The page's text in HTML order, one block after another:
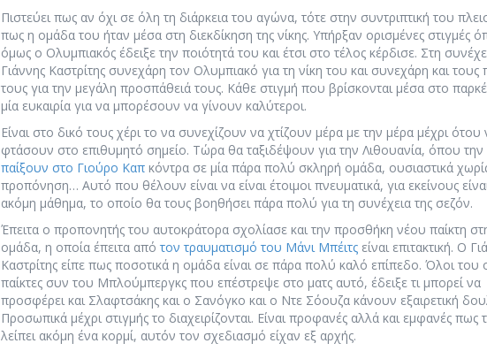
Πιστεύει πως αν όχι σε όλη τη διάρκεια του αγώνα, τότε στην συντριπτική του
πως η ομάδα του ήταν μέσα στη διεκδίκηση της νίκης. Υπήρξαν ορισμένες στιγμές
όμως ο Ολυμπιακός έδειξε την ποιότητά του και έτσι στο τέλος κέρδισε. Στη
Γιάννης Καστρίτης συνεχάρη τον Ολυμπιακό για τη νίκη του και συνεχάρη και τους
τους για την μεγάλη προσπάθειά τους. Κάθε στιγμή που βρίσκονται μέσα στο παρκέ
μία ευκαιρία για να μπορέσουν να γίνουν καλύτεροι.
Είναι στο δικό τους χέρι το να συνεχίζουν να χτίζουν μέρα με την μέρα μέχρι ότου
φτάσουν στο επιθυμητό σημείο. Τώρα θα ταξιδέψουν για την Λιθουανία, όπου την
παίξουν στο Γιούρο Καπ κόντρα σε μία πάρα πολύ σκληρή ομάδα, ουσιαστικά
προπόνηση… Αυτό που θέλουν είναι να είναι έτοιμοι πνευματικά, για εκείνους
ακόμη μάθημα, το οποίο θα τους βοηθήσει πάρα πολύ για τη συνέχεια της σεζόν.
Έπειτα ο προπονητής του αυτοκράτορα σχολίασε και την προσθήκη νέου παίκτη
ομάδα, η οποία έπειτα από τον τραυματισμό του Μάνι Μπέιτς είναι επιτακτική. Ο
Καστρίτης είπε πως ποσοτικά η ομάδα είναι σε πάρα πολύ καλό επίπεδο. Όλοι του
παίκτες συν του Μπλούμπεργκς που επέστρεψε στο ματς αυτό, έδειξε τι μπορεί να
προσφέρει και Σλαφτσάκης και ο Σανόγκο και ο Ντε Σόουζα κάνουν εξαιρετική
Προσωπικά μέχρι στιγμής το διαχειρίζονται. Είναι προφανές αλλά και εμφανές πως
λείπει ακόμη ένα κορμί, αυτόν τον σχεδιασμό είχαν εξ αρχής.